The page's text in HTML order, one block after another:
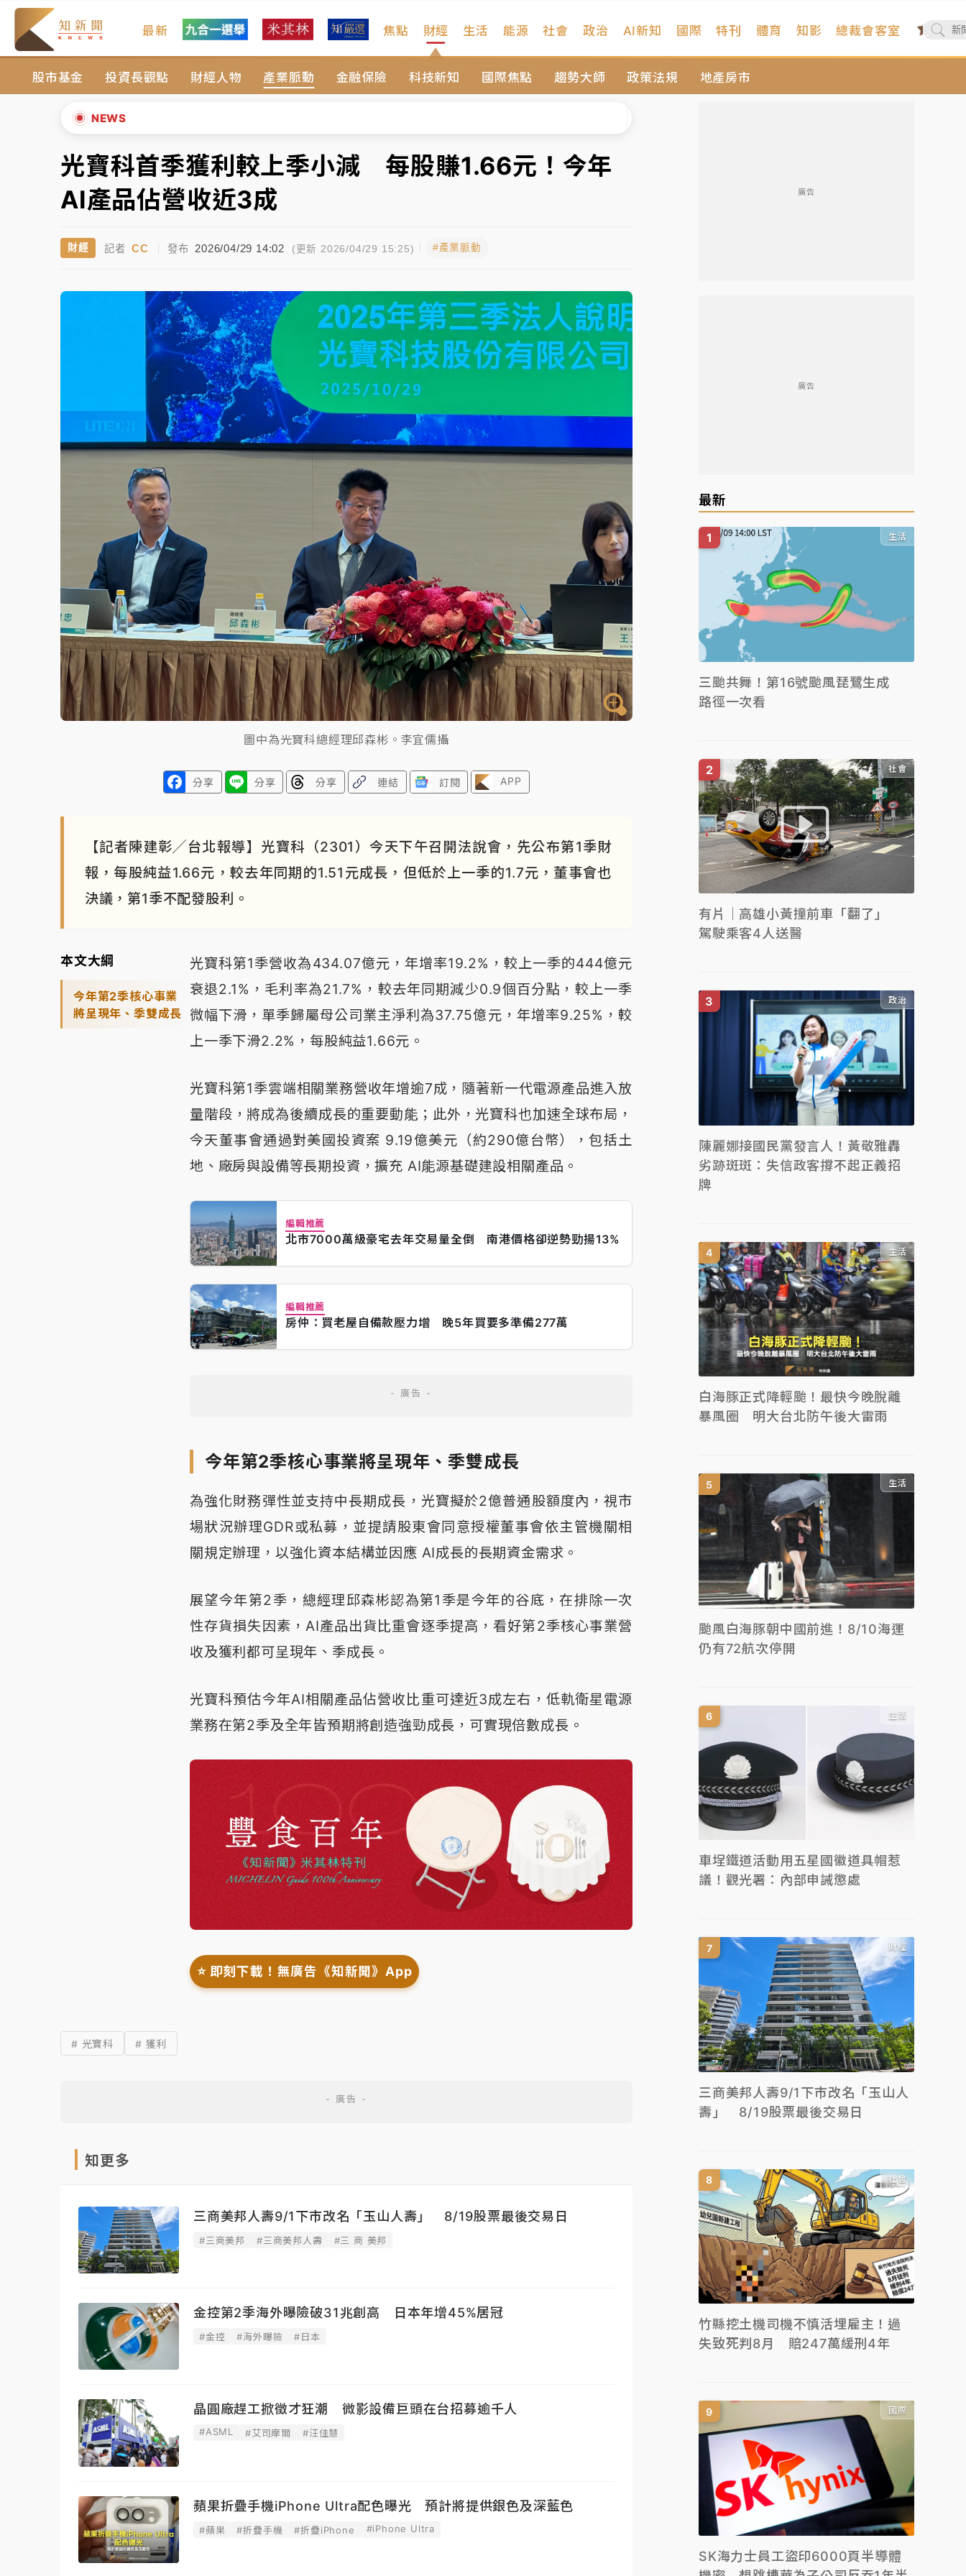
最新 焦點 財經
股市基金 投資長觀點 財經人物 產業脈動 金融保險 科技新知 國際焦點 趨勢大師 政策法規 地產房市
生活 能源 社會 政治 AI新知 國際 特刊 體育 知影 總裁會客室
NEWS
日職｜ 林安可狀態正好卻因左膝疼痛下二軍 日媒感嘆「好事多磨」
韓股最壞時期已過？大摩估去槓桿完成逾半 波動率降至2個月低
「白海豚」雨炸新北！通報109件災情 侯友宜揭這類災損最多
白海豚挾豪雨狂炸新北！時雨量破百毫米 水塔、雨棚砸落毀車
日職｜ 林安可狀態正好卻因左膝疼痛下二軍 日媒感嘆「好事多磨」
「白海豚」雨炸新北！通報109件災情 侯友宜揭這類災損最多
白海豚挾豪雨狂炸新北！時雨量破百毫米 水塔、雨棚砸落毀車
▲
光寶科首季獲利較上季小減 每股賺1.66元！今年
AI產品佔營收近3成
財經 記者 CC | 發布 2026/04/29 14:02 (更新 2026/04/29 15:25) #產業脈動
圖中為光寶科總經理邱森彬。李宜儒攝
分享 分享 分享 連結 訂閱 APP
【記者陳建彰╱台北報導】光寶科（2301）今天下午召開法說會，先公布第1季財
報，每股純益1.66元，較去年同期的1.51元成長，但低於上一季的1.7元，董事會也
決議，第1季不配發股利。
本文大綱
今年第2季核心事業
將呈現年、季雙成長
光寶科第1季營收為434.07億元，年增率19.2%，較上一季的444億元
衰退2.1%，毛利率為21.7%，較去年同期減少0.9個百分點，較上一季
微幅下滑，單季歸屬母公司業主淨利為37.75億元，年增率9.25%，較
上一季下滑2.2%，每股純益1.66元。
光寶科第1季雲端相關業務營收年增逾7成，隨著新一代電源產品進入放
量階段，將成為後續成長的重要動能；此外，光寶科也加速全球布局，
今天董事會通過對美國投資案 9.19億美元（約290億台幣），包括土
地、廠房與設備等長期投資，擴充 AI能源基礎建設相關產品。
編輯推薦
北市7000萬級豪宅去年交易量全倒 南港價格卻逆勢勁揚13%
編輯推薦
房仲：買老屋自備款壓力增 晚5年買要多準備277萬
今年第2季核心事業將呈現年、季雙成長
為強化財務彈性並支持中長期成長，光寶擬於2億普通股額度內，視市
場狀況辦理GDR或私募，並提請股東會同意授權董事會依主管機關相
關規定辦理，以強化資本結構並因應 AI成長的長期資金需求。
展望今年第2季，總經理邱森彬認為第1季是今年的谷底，在排除一次
性存貨損失因素，AI產品出貨比重會逐季提高，看好第2季核心事業營
收及獲利都可呈現年、季成長。
光寶科預估今年AI相關產品佔營收比重可達近3成左右，低軌衛星電源
業務在第2季及全年皆預期將創造強勁成長，可實現倍數成長。
⭐️ 即刻下載！無廣告《知新聞》App
# 光寶科 # 獲利
知更多
三商美邦人壽9/1下市改名「玉山人壽」 8/19股票最後交易日
#三商美邦 #三商美邦人壽 #三 商 美邦
金控第2季海外曝險破31兆創高 日本年增45%居冠
#金控 #海外曝險 #日本
晶圓廠趕工掀徵才狂潮 微影設備巨頭在台招募逾千人
#ASML #艾司摩爾 #汪佳慧
蘋果折疊手機iPhone Ultra配色曝光 預計將提供銀色及深藍色
#蘋果 #折疊手機 #折疊iPhone #iPhone Ultra
廣告
廣告
最新
生活
三颱共舞！第16號颱風琵鷺生成
路徑一次看
社會
有片｜高雄小黃撞前車「翻了」
駕駛乘客4人送醫
政治
陳麗娜接國民黨發言人！黃敬雅轟
劣跡斑斑：失信政客撐不起正義招
牌
生活
白海豚正式降輕颱！最快今晚脫離
暴風圈 明大台北防午後大雷雨
生活
颱風白海豚朝中國前進！8/10海運
仍有72航次停開
生活
車埕鐵道活動用五星國徽道具帽惹
議！觀光署：內部申誡懲處
財經
三商美邦人壽9/1下市改名「玉山人
壽」 8/19股票最後交易日
社會
竹縣挖土機司機不慎活埋雇主！過
失致死判8月 賠247萬緩刑4年
國際
SK海力士員工盜印6000頁半導體